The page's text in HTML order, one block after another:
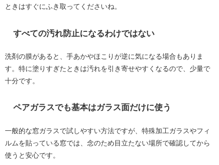
ときはすぐにふき取ってくださいね。
すべての汚れ防止になるわけではない
洗剤の膜があると、手あかやほこりが逆に気になる場合もありま
す。特に塗りすぎたときは汚れを引き寄せやすくなるので、少量で
十分です。
ペアガラスでも基本はガラス面だけに使う
一般的な窓ガラスで試しやすい方法ですが、特殊加工ガラスやフィ
ルムを貼っている窓では、念のため目立たない場所で確認してから
使うと安心です。